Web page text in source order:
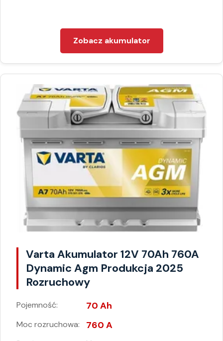
Zobacz akumulator
Varta Akumulator 12V 70Ah 760A
Dynamic Agm Produkcja 2025
Rozruchowy
Pojemność: 70 Ah
Moc rozruchowa: 760 A